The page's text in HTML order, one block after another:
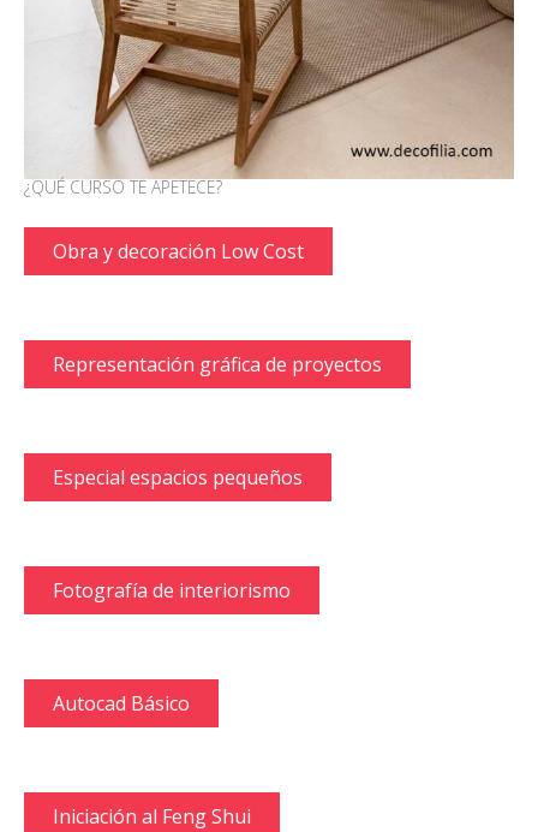
¿QUÉ CURSO TE APETECE?
Obra y decoración Low Cost
Representación gráfica de proyectos
Especial espacios pequeños
Fotografía de interiorismo
Autocad Básico
Iniciación al Feng Shui